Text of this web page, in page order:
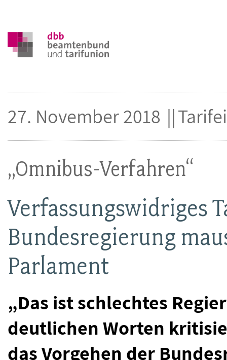
„Omnibus-Verfahren“
Verfassungswidriges
Bundesregierung
Parlament
„Das ist schlechtes
deutlichen Worten
das Vorgehen der
27. November 2018